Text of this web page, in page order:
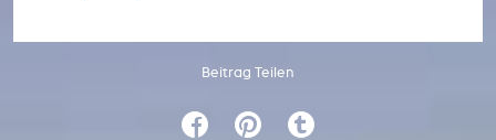
Beitrag Teilen